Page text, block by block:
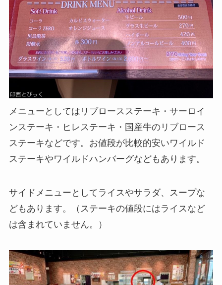
メニューとしてはリブロースステーキ・サーロイ
ンステーキ・ヒレステーキ・国産牛のリブロース
ステーキなどです。お値段が比較的安いワイルド
ステーキやワイルドハンバーグなどもあります。
サイドメニューとしてライスやサラダ、スープな
どもあります。（ステーキの値段にはライスなど
は含まれていません。）